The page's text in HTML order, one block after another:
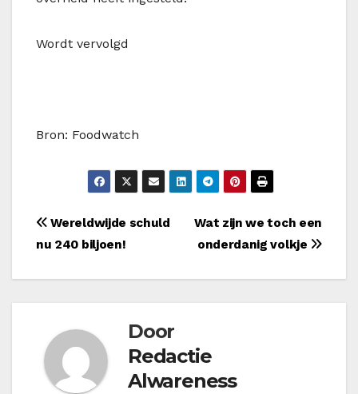
Wordt vervolgd
Bron: Foodwatch
Bericht
navigatie
Wat zijn we toch een
onderdanig volkje
Wereldwijde schuld
nu 240 biljoen!
Door
Redactie
Alwareness